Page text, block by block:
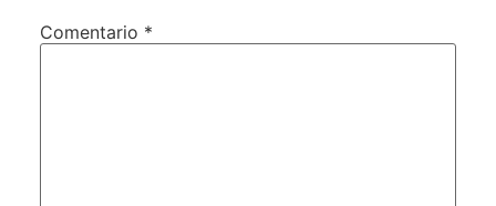
Comentario *